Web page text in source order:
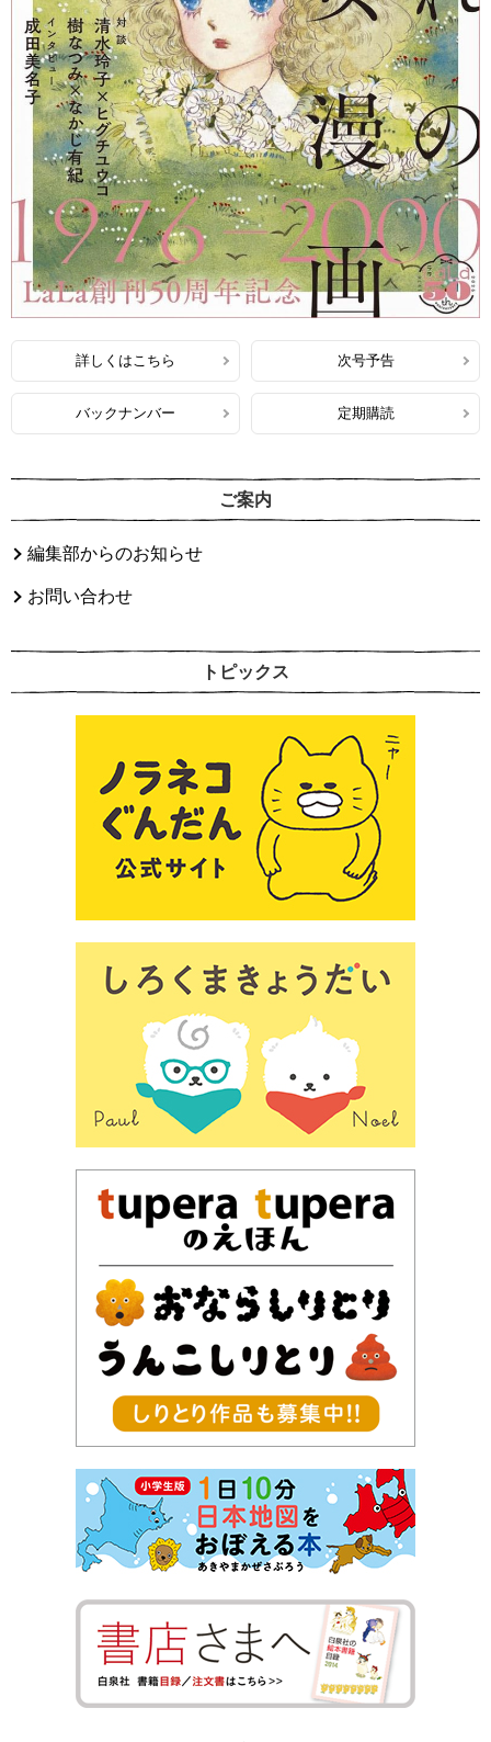
詳しくはこちら 次号予告
バックナンバー 定期購読
ご案内
編集部からのお知らせ
お問い合わせ
トピックス